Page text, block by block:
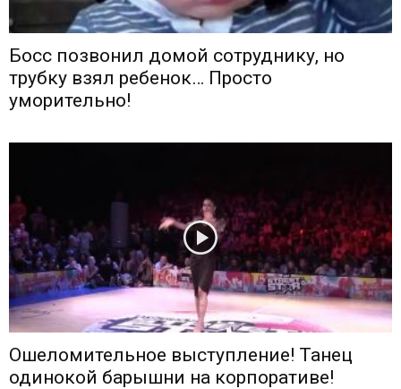
Босс позвонил домой сотруднику, но
трубку взял ребенок… Просто
уморительно!
Ошеломительное выступление! Танец
одинокой барышни на корпоративе!